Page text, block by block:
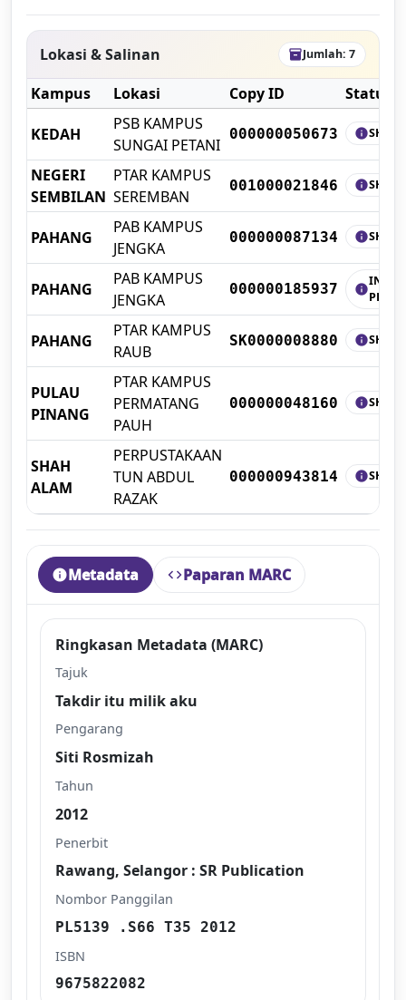
Lokasi & Salinan inventory_2Jumlah: 7
Kampus Lokasi Copy ID Status
KEDAH
PSB KAMPUS
SUNGAI PETANI
000000050673 infoSHELF
NEGERI
SEMBILAN
PTAR KAMPUS
SEREMBAN
001000021846 infoSHELF
PAHANG
PAB KAMPUS
JENGKA
000000087134 infoSHELF
PAHANG
PAB KAMPUS
JENGKA
000000185937 info
IN
PAHANG
PTAR KAMPUS
RAUB
SK0000008880 infoSHELF
PULAU
PINANG
PTAR KAMPUS
PERMATANG
PAUH
000000048160 infoSHELF
SHAH
ALAM
PERPUSTAKAAN
TUN ABDUL
RAZAK
000000943814 infoSHELF
Ringkasan Metadata (MARC)
Tajuk
Takdir itu milik aku
Pengarang
Siti Rosmizah
Tahun
2012
Penerbit
Rawang, Selangor : SR Publication
Nombor Panggilan
PL5139 .S66 T35 2012
ISBN
9675822082
infoMetadata codePaparan MARC